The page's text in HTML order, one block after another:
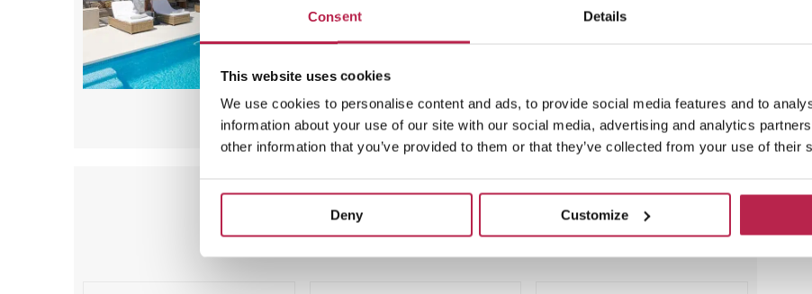
Consent Details
This website uses cookies
We use cookies to personalise content and ads, to provide social media features and to
information about your use of our site with our social media, advertising and analytics
other information that you’ve provided to them or that they’ve collected from your use of their
Deny Customize
geluiden en genieten van een oase van rust.
Bekijk deze tijdelijke aanbieding
Aanbevolen Ibiza Villa’s